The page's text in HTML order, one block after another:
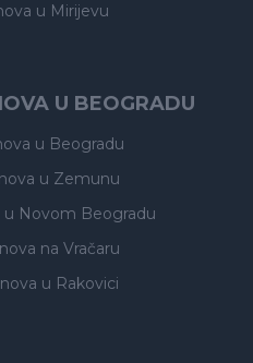
u Mirijevu
U BEOGRADU
u Beogradu
u Zemunu
u Novom Beogradu
na Vračaru
u Rakovici